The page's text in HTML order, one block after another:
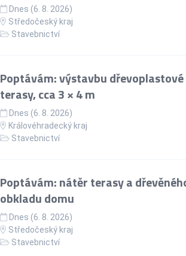
Dnes (6. 8. 2026)
Středočeský kraj
Stavebnictví
Poptávám: výstavbu dřevoplastové
terasy, cca 3 × 4 m
Dnes (6. 8. 2026)
Královéhradecký kraj
Stavebnictví
Poptávám: nátěr terasy a
obkladu domu
Dnes (6. 8. 2026)
Středočeský kraj
Stavebnictví